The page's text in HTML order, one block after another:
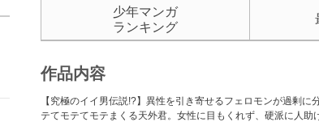
少年マンガ
ランキング
作品内容
【究極のイイ男伝説!?】異性を引き寄せるフェロモンが過剰
テてモテてモテまくる天外君。女性に目もくれず、硬派に人